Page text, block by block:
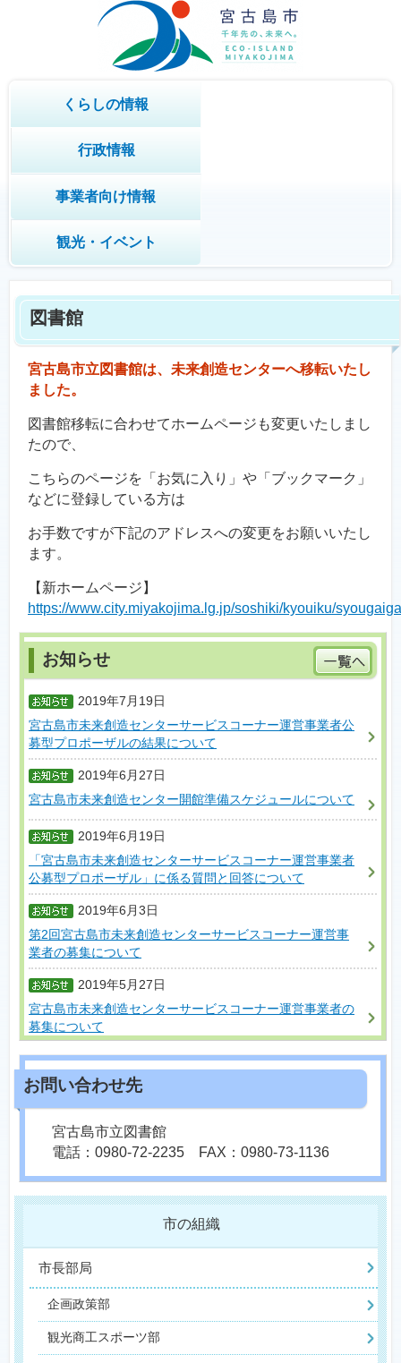
くらしの情報
行政情報
事業者向け情報
観光・イベント
図書館
宮古島市立図書館は、未来創造センターへ移転いたし
ました。
図書館移転に合わせてホームページも変更いたしまし
たので、
こちらのページを「お気に入り」や「ブックマーク」
などに登録している方は
お手数ですが下記のアドレスへの変更をお願いいたし
ます。
【新ホームページ】
https://www.city.miyakojima.lg.jp/soshiki/kyouiku/
2019年7月19日
宮古島市未来創造センターサービスコーナー運営事業者公
募型プロポーザルの結果について
2019年6月27日
宮古島市未来創造センター開館準備スケジュールについて
2019年6月19日
「宮古島市未来創造センターサービスコーナー運営事業者
公募型プロポーザル」に係る質問と回答について
2019年6月3日
第2回宮古島市未来創造センターサービスコーナー運営事
業者の募集について
2019年5月27日
宮古島市未来創造センターサービスコーナー運営事業者の
募集について
宮古島市立図書館
電話：0980-72-2235 FAX：0980-73-1136
市の組織
市長部局
企画政策部
観光商工スポーツ部